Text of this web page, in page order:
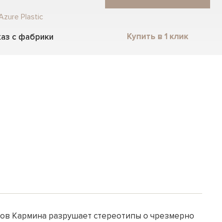
Plastic
с фабрики Купить в 1 клик
Кармина разрушает стереотипы о чрезмерно